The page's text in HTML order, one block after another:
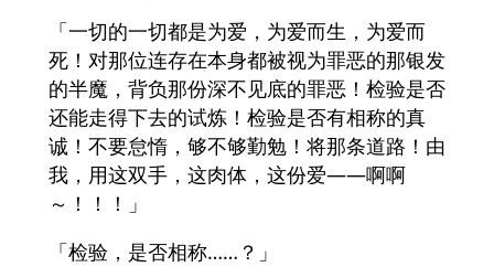
「一切的一切都是为爱，为爱而生，为爱而
死！对那位连存在本身都被视为罪恶的那银发
的半魔，背负那份深不见底的罪恶！检验是否
还能走得下去的试炼！检验是否有相称的真
诚！不要怠惰，够不够勤勉！将那条道路！由
我，用这双手，这肉体，这份爱——啊啊
～！！！」
「检验，是否相称……？」